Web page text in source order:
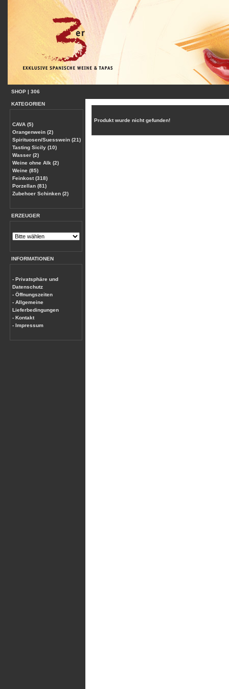
SHOP | 306
KATEGORIEN
CAVA (5)
Orangenwein (2)
Spirituosen/Suesswein (21)
Tasting Sicily (10)
Wasser (2)
Weine ohne Alk (2)
Weine (85)
Feinkost (318)
Porzellan (81)
Zubehoer Schinken (2)
ERZEUGER
INFORMATIONEN
- Privatsphäre und
Datenschutz
- Öffnungszeiten
- Allgemeine
Lieferbedingungen
- Kontakt
- Impressum
Produkt wurde nicht gefunden!